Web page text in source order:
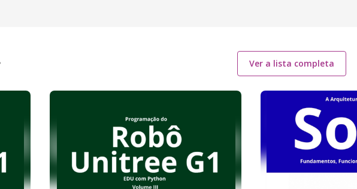
Ver a lista completa